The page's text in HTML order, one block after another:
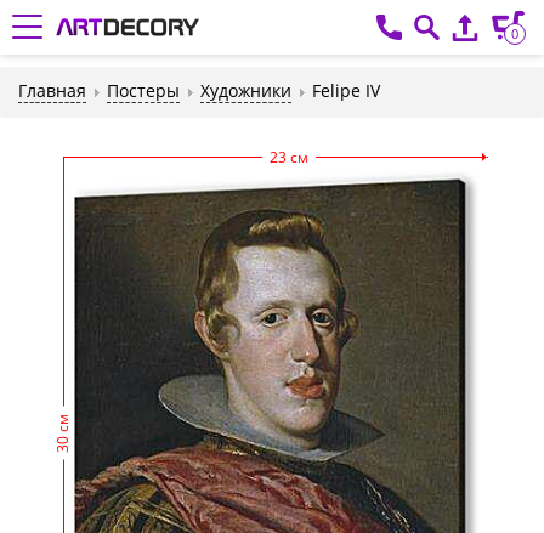
0
Главная Постеры Художники Felipe IV
23 см
30 см